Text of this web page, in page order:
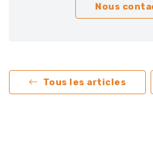
Nous
Tous les articles